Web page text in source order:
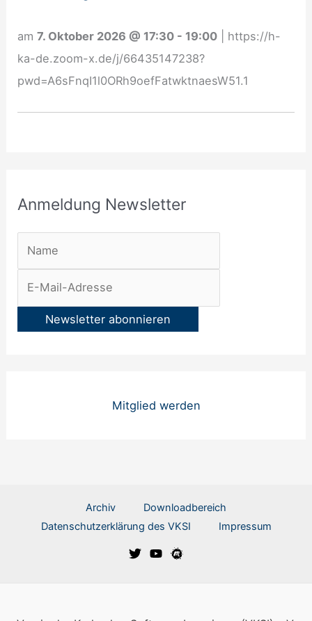
am7. Oktober 2026 @ 17:30 - 19:00
https://h-
ka-de.zoom-x.de/j/66435147238?
pwd=A6sFnqI1l0ORh9oefFatwktnaesW51.1
Anmeldung Newsletter
s
:
Mitglied werden
Archiv
Downloadbereich
Datenschutzerklärung des VKSI
Impressum